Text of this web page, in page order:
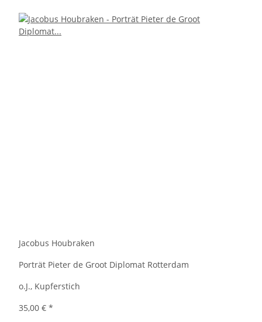
Jacobus Houbraken
Porträt Pieter de Groot Diplomat Rotterdam
o.J., Kupferstich
35,00 € *